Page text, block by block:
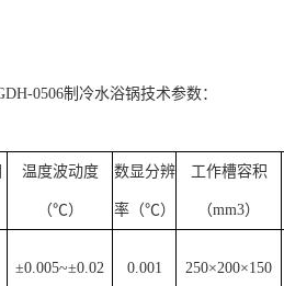
0506制冷水浴锅技术参数：
温度波动度
（℃）
数显分辨
率（℃）
工作槽容积
（mm3）
±0.005~±0.02 0.001 250×200×150